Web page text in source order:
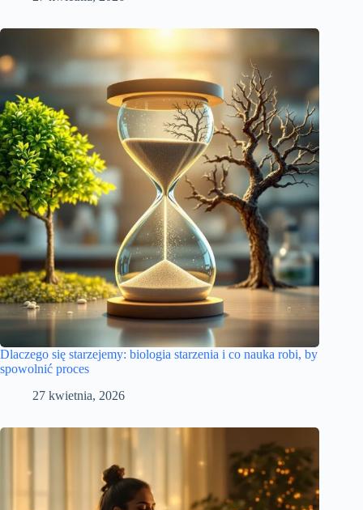
Dlaczego się starzejemy: biologia starzenia i co nauka robi, by
spowolnić proces
27 kwietnia, 2026